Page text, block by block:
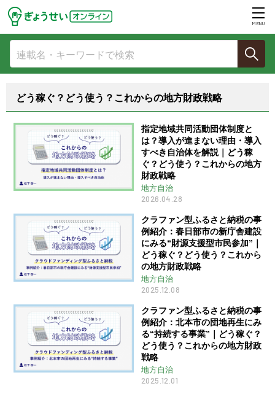
MENU
どう稼ぐ？どう使う？これからの地方財政戦略
指定地域共同活動団体制度と
は？導入が進まない理由・導入
すべき自治体を解説｜どう稼
ぐ？どう使う？これからの地方
財政戦略
地方自治
2026.04.28
クラファン型ふるさと納税の事
例紹介：春日部市の新庁舎建設
にみる“財源支援型市民参加”｜
どう稼ぐ？どう使う？これから
の地方財政戦略
地方自治
2025.12.08
クラファン型ふるさと納税の事
例紹介：北本市の団地再生にみ
る“持続する事業”｜どう稼ぐ？
どう使う？これからの地方財政
戦略
地方自治
2025.12.01